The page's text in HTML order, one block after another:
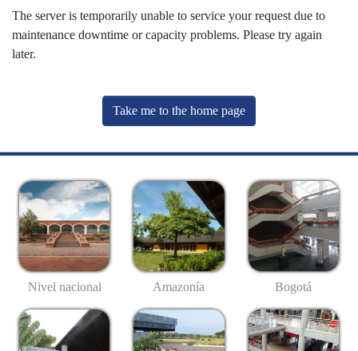
The server is temporarily unable to service your request due to
maintenance downtime or capacity problems. Please try again
later.
Take me to the home page
Nivel nacional Amazonía Bogotá